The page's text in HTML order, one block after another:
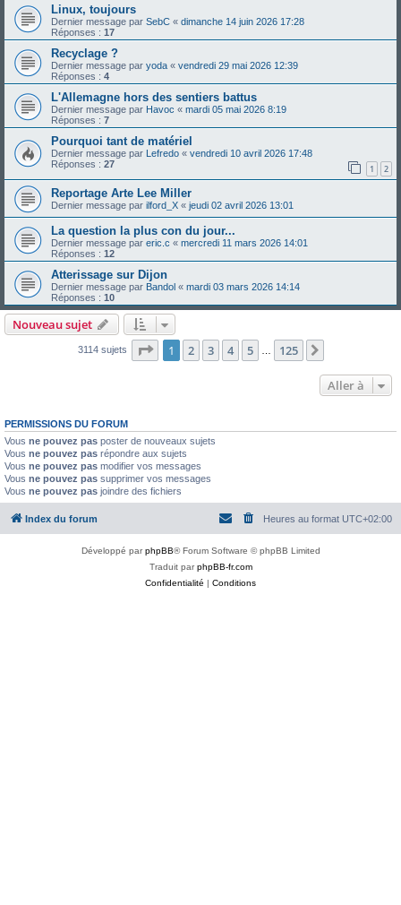
Linux, toujours
Dernier message par SebC « dimanche 14 juin 2026 17:28
Réponses : 17
Recyclage ?
Dernier message par yoda « vendredi 29 mai 2026 12:39
Réponses : 4
L'Allemagne hors des sentiers battus
Dernier message par Havoc « mardi 05 mai 2026 8:19
Réponses : 7
Pourquoi tant de matériel
Dernier message par Lefredo « vendredi 10 avril 2026 17:48
Réponses : 27 1 2
Reportage Arte Lee Miller
Dernier message par ilford_X « jeudi 02 avril 2026 13:01
La question la plus con du jour...
Dernier message par eric.c « mercredi 11 mars 2026 14:01
Réponses : 12
Atterissage sur Dijon
Dernier message par Bandol « mardi 03 mars 2026 14:14
Réponses : 10
Nouveau sujet
3114 sujets Page 1sur125
1 2 3 4 5 125
Aller à
PERMISSIONS DU FORUM
Vous ne pouvez pas poster de nouveaux sujets
Vous ne pouvez pas répondre aux sujets
Vous ne pouvez pas modifier vos messages
Vous ne pouvez pas supprimer vos messages
Vous ne pouvez pas joindre des fichiers
Index du forum Heures au format UTC+02:00
Développé parphpBB® Forum Software © phpBB Limited
Traduit parphpBB-fr.com
Confidentialité | Conditions